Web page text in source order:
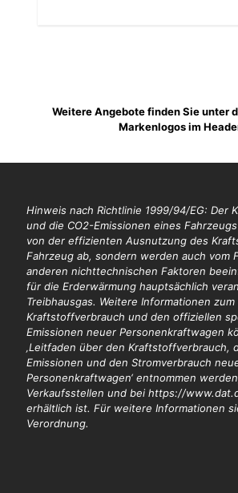
Weitere Angebote finden Sie unter
Markenlogos im
Hinweis nach Richtlinie 1999/94/EG: Der
und die CO2-Emissionen eines
von der effizienten Ausnutzung des
Fahrzeug ab, sondern werden auch vom
anderen nichttechnischen Faktoren
für die Erderwärmung hauptsächlich
Treibhausgas. Weitere Informationen
Kraftstoffverbrauch und den offiziellen
Emissionen neuer Personenkraftwagen
‚Leitfaden über den Kraftstoffverbrauch,
Emissionen und den Stromverbrauch
Personenkraftwagen‘ entnommen
Verkaufsstellen und bei https://
erhältlich ist. Für weitere Informationen
Verordnung.